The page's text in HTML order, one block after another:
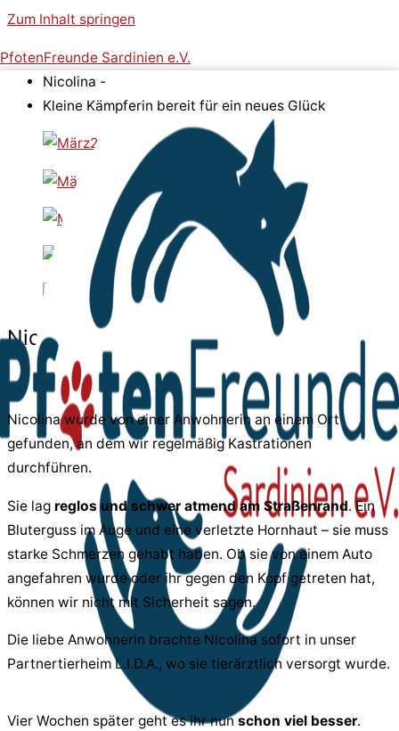
Zum Inhalt springen
PfotenFreunde Sardinien e.V.
Nicolina -
Kleine Kämpferin bereit für ein neues Glück
Nicolina
Nicolina wurde von einer Anwohnerin an einem Ort
gefunden, an dem wir regelmäßig Kastrationen
durchführen.
Sie lag reglos und schwer atmend am Straßenrand. Ein
Bluterguss im Auge und eine verletzte Hornhaut – sie muss
starke Schmerzen gehabt haben. Ob sie von einem Auto
angefahren wurde oder ihr gegen den Kopf getreten hat,
können wir nicht mit Sicherheit sagen.
Die liebe Anwohnerin brachte Nicolina sofort in unser
Partnertierheim L.I.D.A., wo sie tierärztlich versorgt wurde.
Vier Wochen später geht es ihr nunschon viel besser.